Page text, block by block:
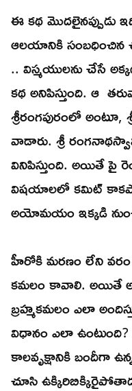
ఈ కథ మొదలైనప్పుడు
ఆలయానికి సంబధించిన
.. విస్మయులను చేసే
కథ అనిపిస్తుంది. ఆ
శ్రీరంగపురంలో అంటూ,
వాడారు. శ్రీ
వినిపిస్తుంది. అయితే పై
విషయాలలో కమిట్
అయోమయం ఇక్కడి
హీరోకి మరణం లేని
కమలం కావాలి. అయితే
బ్రహ్మకమలం ఎలా
విధానం ఎలా
కాలవృక్షానికి బందీగా
చూసి